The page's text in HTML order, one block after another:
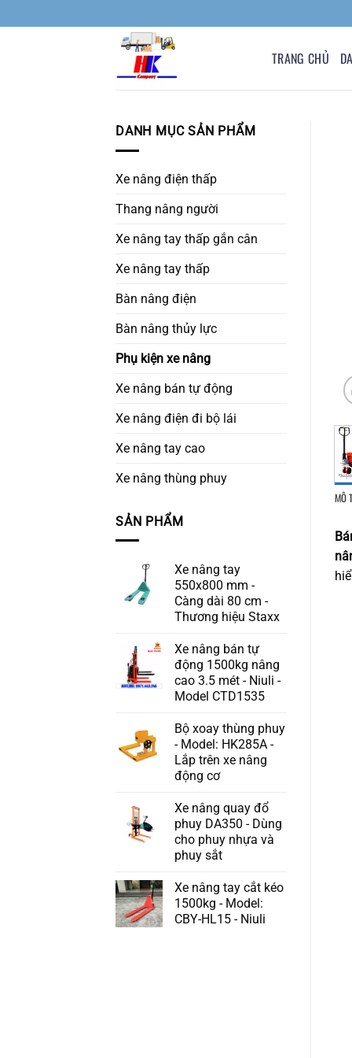
qua
TRANG CHỦ
DANH MỤC SẢN PHẨM
Xe nâng điện thấp
Thang nâng người
Xe nâng tay thấp gắn cân
Xe nâng tay thấp
Bàn nâng điện
Bàn nâng thủy lực
Phụ kiện xe nâng
Xe nâng bán tự động
Xe nâng điện đi bộ lái
Xe nâng tay cao
Xe nâng thùng phuy
SẢN PHẨM
Xe nâng tay
550x800 mm -
Càng dài 80 cm -
Thương hiệu Staxx
Xe nâng bán tự
động 1500kg nâng
cao 3.5 mét - Niuli -
Model CTD1535
Bộ xoay thùng phuy
- Model: HK285A -
Lắp trên xe nâng
động cơ
Xe nâng quay đổ
phuy DA350 - Dùng
cho phuy nhựa và
phuy sắt
Xe nâng tay cắt kéo
1500kg - Model:
CBY-HL15 - Niuli
MÔ